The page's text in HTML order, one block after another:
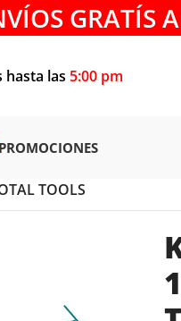
GRATÍS
hasta las 5:00 pm
PROMOCIONES
TOOLS